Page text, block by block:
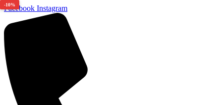
Facebook Instagram
-10%